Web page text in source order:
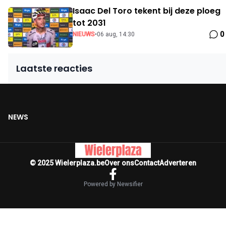
Isaac Del Toro tekent bij deze ploeg
tot 2031
NIEUWS•06 aug, 14:30 0
Laatste reacties
NEWS
© 2025 Wielerplaza.beOver onsContactAdverteren
Powered by Newsifier